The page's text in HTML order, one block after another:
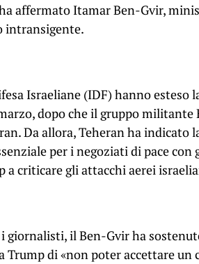
affermato Itamar Ben-Gvir,
intransigente.
Israeliane (IDF) hanno
dopo che il gruppo
Da allora, Teheran ha
per i negoziati di pace
a criticare gli attacchi aerei
giornalisti, il Ben-Gvir ha
Trump di «non poter accettare un